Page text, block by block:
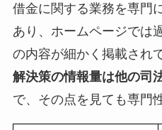
借金に関する業務を専門
あり、ホームページでは
の内容が細かく掲載され
解決策の情報量は他の司
で、その点を見ても専門